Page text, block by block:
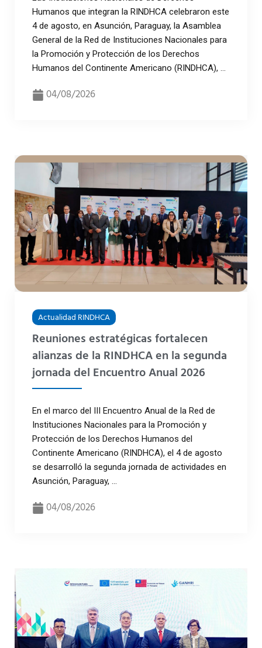
Humanos que integran la RINDHCA celebraron este
4 de agosto, en Asunción, Paraguay, la Asamblea
General de la Red de Instituciones Nacionales para
la Promoción y Protección de los Derechos
Humanos del Continente Americano (RINDHCA), ...
04/08/2026
Actualidad RINDHCA
Reuniones estratégicas fortalecen
alianzas de la RINDHCA en la segunda
jornada del Encuentro Anual 2026
En el marco del III Encuentro Anual de la Red de
Instituciones Nacionales para la Promoción y
Protección de los Derechos Humanos del
Continente Americano (RINDHCA), el 4 de agosto
se desarrolló la segunda jornada de actividades en
Asunción, Paraguay, ...
04/08/2026